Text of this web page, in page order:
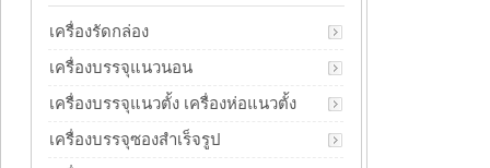
เครื่องรัดกล่อง
เครื่องบรรจุแนวนอน
เครื่องบรรจุแนวตั้ง เครื่องห่อแนวตั้ง
เครื่องบรรจุซองสำเร็จรูป